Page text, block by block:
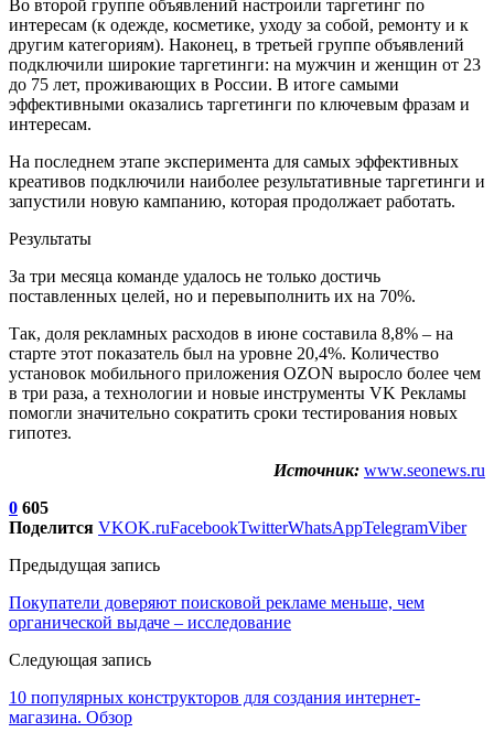
Во второй группе объявлений настроили таргетинг по
интересам (к одежде, косметике, уходу за собой, ремонту и к
другим категориям). Наконец, в третьей группе объявлений
подключили широкие таргетинги: на мужчин и женщин от 23
до 75 лет, проживающих в России. В итоге самыми
эффективными оказались таргетинги по ключевым фразам и
интересам.
На последнем этапе эксперимента для самых эффективных
креативов подключили наиболее результативные таргетинги и
запустили новую кампанию, которая продолжает работать.
Результаты
За три месяца команде удалось не только достичь
поставленных целей, но и перевыполнить их на 70%.
Так, доля рекламных расходов в июне составила 8,8% – на
старте этот показатель был на уровне 20,4%. Количество
установок мобильного приложения OZON выросло более чем
в три раза, а технологии и новые инструменты VK Рекламы
помогли значительно сократить сроки тестирования новых
гипотез.
Источник: www.seonews.ru
0 605
Поделится VKOK.ruFacebookTwitterWhatsAppTelegramViber
Предыдущая запись
Покупатели доверяют поисковой рекламе меньше, чем
органической выдаче – исследование
Следующая запись
10 популярных конструкторов для создания интернет-
магазина. Обзор